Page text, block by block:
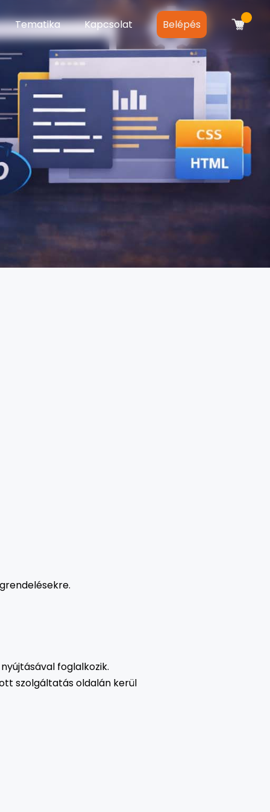
Tematika Kapcsolat Belépés
foglalkozik.
szolgáltatás oldalán kerül